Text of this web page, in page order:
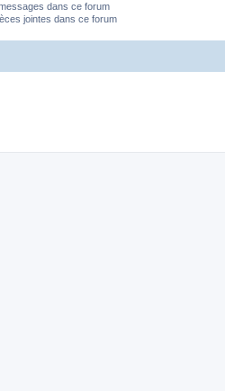
dans ce forum
jointes dans ce forum